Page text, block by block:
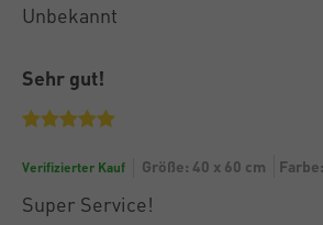
Unbekannt
Sehr gut!
Verifizierter Kauf Größe: 40 x 60 cm
Super Service!